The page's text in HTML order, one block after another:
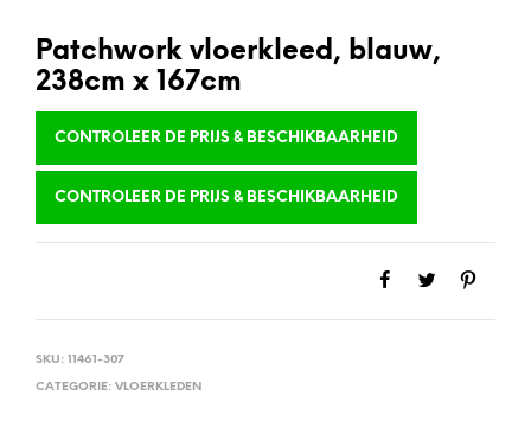
Patchwork vloerkleed, blauw,
238cm x 167cm
CONTROLEER DE PRIJS & BESCHIKBAARHEID
CONTROLEER DE PRIJS & BESCHIKBAARHEID
SKU: 11461-307
CATEGORIE: VLOERKLEDEN